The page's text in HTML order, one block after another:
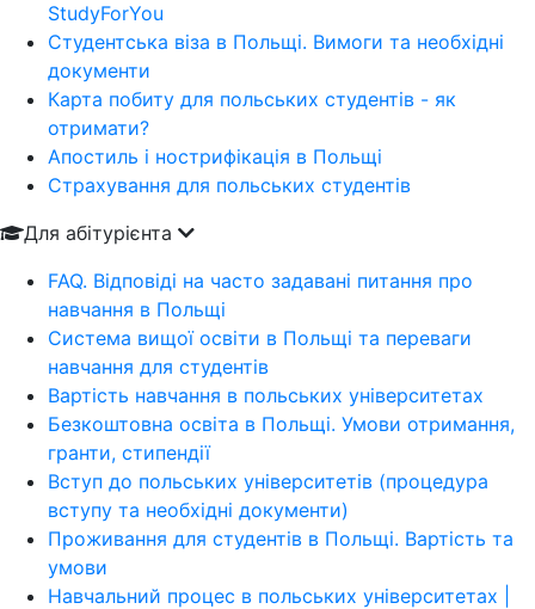
StudyForYou
Студентська віза в Польщі. Вимоги та необхідні
документи
Карта побиту для польських студентів - як
отримати?
Апостиль і нострифікація в Польщі
Страхування для польських студентів
Для абітурієнта
FAQ. Відповіді на часто задавані питання про
навчання в Польщі
Система вищої освіти в Польщі та переваги
навчання для студентів
Вартість навчання в польських університетах
Безкоштовна освіта в Польщі. Умови отримання,
гранти, стипендії
Вступ до польських університетів (процедура
вступу та необхідні документи)
Проживання для студентів в Польщі. Вартість та
умови
Навчальний процес в польських університетах |